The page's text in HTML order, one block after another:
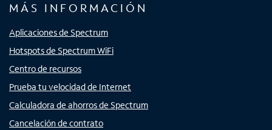
MÁS INFORMACIÓN
Aplicaciones de Spectrum
Hotspots de Spectrum WiFi
Centro de recursos
Prueba tu velocidad de Internet
Calculadora de ahorros de Spectrum
Cancelación de contrato